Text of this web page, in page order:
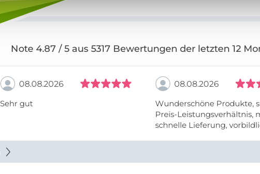
Note 4.87 / 5 aus 5317 Bewertungen der letzten 12
08.08.2026
Sehr gut
08.08.2026
Wunderschöne Produkte,
Preis-Leistungsverhältnis,
schnelle Lieferung,